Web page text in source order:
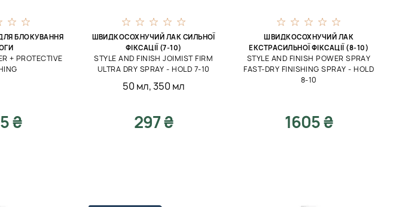
БЛОКУВАННЯ
+ PROTECTIVE
₴
ШВИДКОСОХНУЧИЙ ЛАК СИЛЬНОЇ
ФІКСАЦІЇ (7-10)
STYLE AND FINISH JOIMIST FIRM
ULTRA DRY SPRAY - HOLD 7-10
50 мл,350 мл
297 ₴
ШВИДКОСОХНУЧИЙ ЛАК
ЕКСТРАСИЛЬНОЇ ФІКСАЦІЇ (8-10)
STYLE AND FINISH POWER SPRAY
FAST-DRY FINISHING SPRAY - HOLD
8-10
1605 ₴